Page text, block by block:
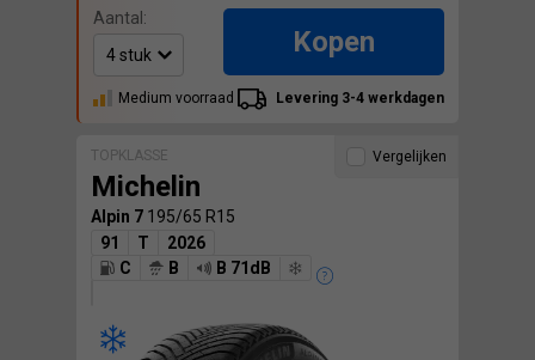
Aantal:
Kopen
Medium voorraad Levering 3-4 werkdagen
TOPKLASSE
Michelin
Alpin 7 195/65 R15
91
T
2026
C
B B 71dB
Vergelijken